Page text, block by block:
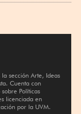
sección Arte, Ideas
Cuenta con
Políticas
licenciada en
por la UVM.